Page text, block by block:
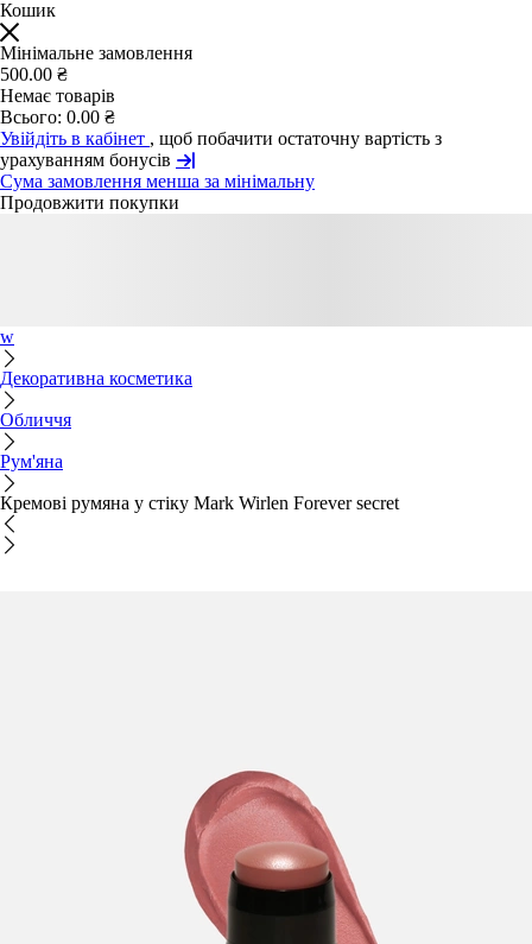
Кошик
Мінімальне замовлення
500.00 ₴
Немає товарів
Всього: 0.00 ₴
Увійдіть в кабінет , щоб побачити остаточну вартість з
урахуванням бонусів
Сума замовлення менша за мінімальну
Продовжити покупки
w
Декоративна косметика
Обличчя
Рум'яна
Кремові румяна у стіку Mark Wirlen Forever secret